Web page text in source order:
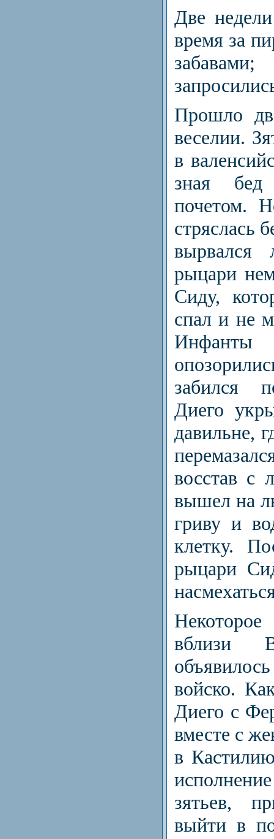
Две
время за
Прошло
веселии.
в
зная
почетом.
стряслась
вырвался
рыцари
Сиду,
спал и не
Инфанты
забился
Диего
давильне,
восстав с
вышел на
гриву и
клетку.
рыцари
вблизи
войско.
Диего с
вместе с
в
зятьев,
выйти в